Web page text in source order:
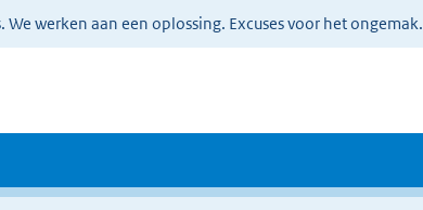
werken aan een oplossing. Excuses voor het ongemak.